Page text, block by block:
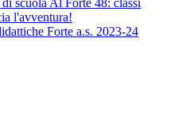
scuola Al Forte 48: classi
l'avventura!
Forte a.s. 2023-24